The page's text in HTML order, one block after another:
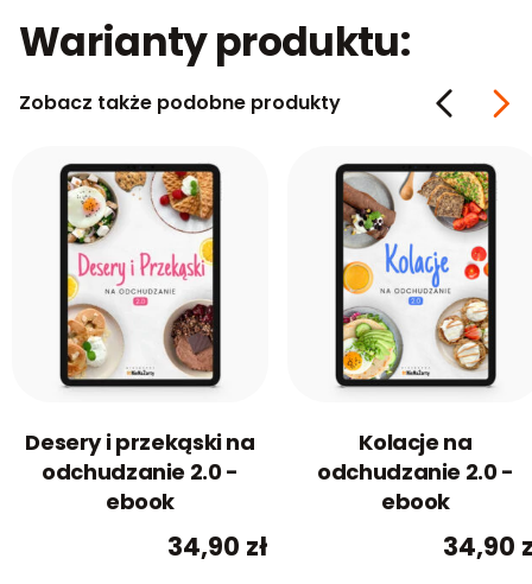
Warianty produktu:
Zobacz także podobne produkty
Desery i przekąski na
odchudzanie 2.0 -
ebook
34,90 zł
Kolacje na
odchudzanie 2.0 -
ebook
34,90